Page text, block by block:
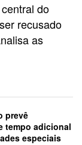
do
recusado
as
prevê
tempo adicional
especiais